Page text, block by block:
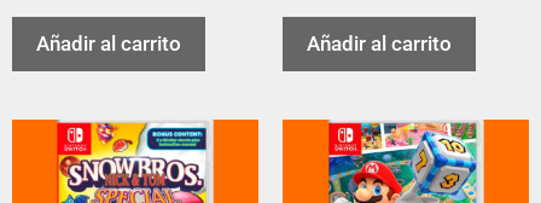
Añadir al carrito Añadir al carrito